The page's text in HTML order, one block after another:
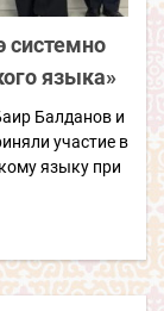
системно
языка»
Балданов и
участие в
языку при